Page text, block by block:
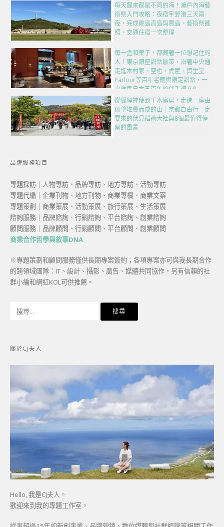
每天醒來都是不同的海！瀨戶內海藝
術祭入門攻略：夜宿宇野港三天兩
夜，完成跳島直島與豐島、藝術祭護
照、交通住宿一次整理
每一盒和菓子，都藏著一位想記住的
人！東京銀座甜點散策，沿著中央通
走進木村家、空也、虎屋、資生堂
Parlour等百年老舖與限定甜點，一
次匯集日本五百年的伴手禮文化
從狐狸神使到千本鳥居，走進一座由
願望堆疊而成的山｜京都自由行一定
要來的伏見稻荷大社與8個最值得停
留的風景
品牌服務項目
專題採訪｜人物專訪、品牌專訪、地方專訪、活動專訪
專題代編｜企業刊物、地方刊物、商業專欄、商業文案
專題策劃｜商業策展、活動策展、旅行策展、生活策展
諮詢服務｜品牌諮詢、行銷諮詢、平台諮詢、創業諮詢
顧問服務｜品牌顧問、行銷顧問、平台顧問、創業顧問
商業合作哲學與敘事DNA
※專題策劃和顧問服務僅供長期專案簽約；各項專案亦可與我長期合作
的跨領域團隊：IT、設計、攝影、廣告、媒體共同協作，另有信賴的社
群小編和網紅KOL可供推薦。
字:
關於CJ夫人
Hello, 我是CJ夫人。
歡迎來到我的專題工作室。